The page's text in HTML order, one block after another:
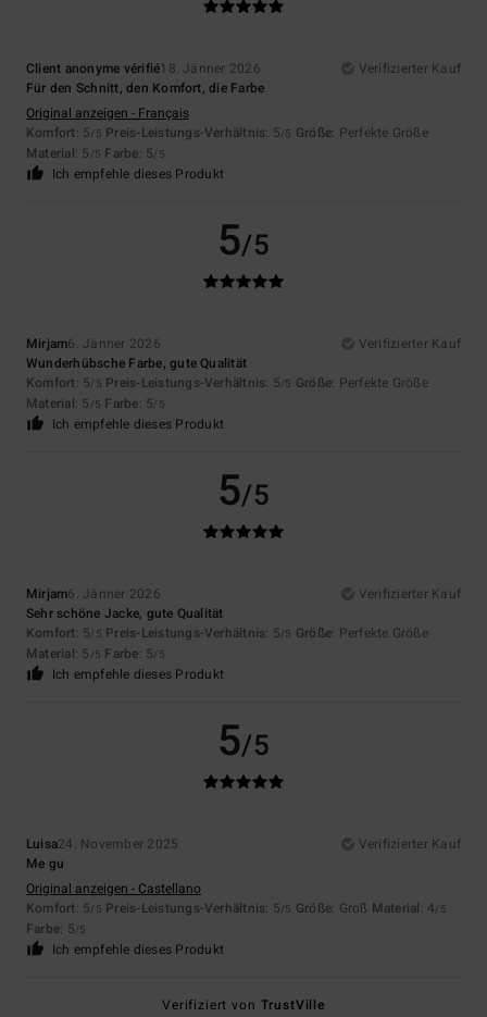
Client anonyme vérifié18. Jänner 2026
Verifizierter Kauf
Für den Schnitt, den Komfort, die Farbe
Original anzeigen - Français
Komfort: 5/5 Preis-Leistungs-Verhältnis: 5/5 Größe: Perfekte Größe
Material: 5 /5 Farbe: 5/5
Ich empfehle dieses Produkt
5/5
Mirjam6. Jänner 2026
Verifizierter Kauf
Wunderhübsche Farbe, gute Qualität
Komfort: 5/5 Preis-Leistungs-Verhältnis: 5/5 Größe: Perfekte Größe
Material: 5 /5 Farbe: 5/5
Ich empfehle dieses Produkt
5/5
Mirjam6. Jänner 2026
Verifizierter Kauf
Sehr schöne Jacke, gute Qualität
Komfort: 5/5 Preis-Leistungs-Verhältnis: 5/5 Größe: Perfekte Größe
Material: 5 /5 Farbe: 5/5
Ich empfehle dieses Produkt
5/5
Luisa24. November 2025
Verifizierter Kauf
Me gu
Original anzeigen - Castellano
Komfort: 5/5 Preis-Leistungs-Verhältnis: 5/5 Größe: Groß Material: 4/5
Farbe: 5/5
Ich empfehle dieses Produkt
Verifiziert von TrustVille